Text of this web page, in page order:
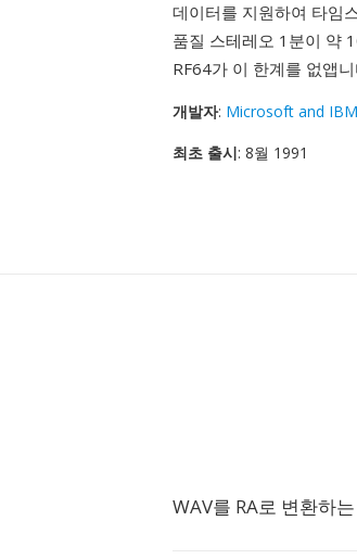
데이터를 지원하여 타임
품질 스테레오 1분이 약
RF64가 이 한계를 없앱니
개발자: Microsoft and IBM
최초 출시: 8월 1991
WAV를 RA로 변환하